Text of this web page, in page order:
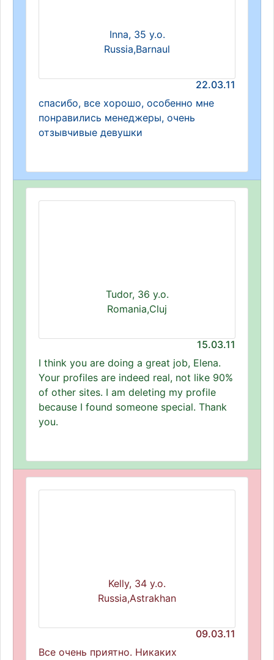
Inna, 35 y.o.
Russia,Barnaul
22.03.11
спасибо, все хорошо, особенно мне
понравились менеджеры, очень
отзывчивые девушки
Tudor, 36 y.o.
Romania,Cluj
15.03.11
I think you are doing a great job, Elena.
Your profiles are indeed real, not like 90%
of other sites. I am deleting my profile
because I found someone special. Thank
you.
Kelly, 34 y.o.
Russia,Astrakhan
09.03.11
Все очень приятно. Никаких